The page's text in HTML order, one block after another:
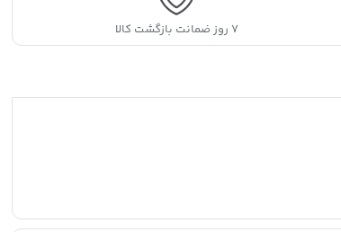
۷ روز ضمانت بازگشت کالا